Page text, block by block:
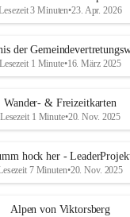
3 Minuten•23. Apr. 2026
der
Lesezeit 1 Minute•16. März 2025
Wander- & Freizeitkarten
Lesezeit 1 Minute•20. Nov. 2025
hock her -
7 Minuten•20. Nov. 2025
Alpen von Viktorsberg